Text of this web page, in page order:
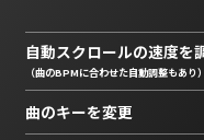
自動スクロールの速度を
（曲のBPMに合わせた自動調整もあり）
曲のキーを変更